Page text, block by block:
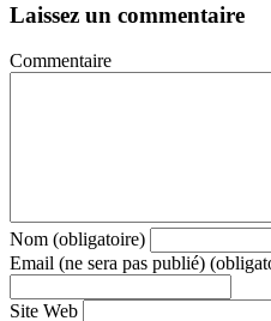
Laissez un commentaire
Commentaire
Nom (obligatoire)
Email (ne sera pas publié)
Site Web